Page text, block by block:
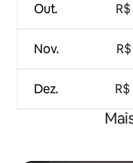
Out.
Nov.
Dez.